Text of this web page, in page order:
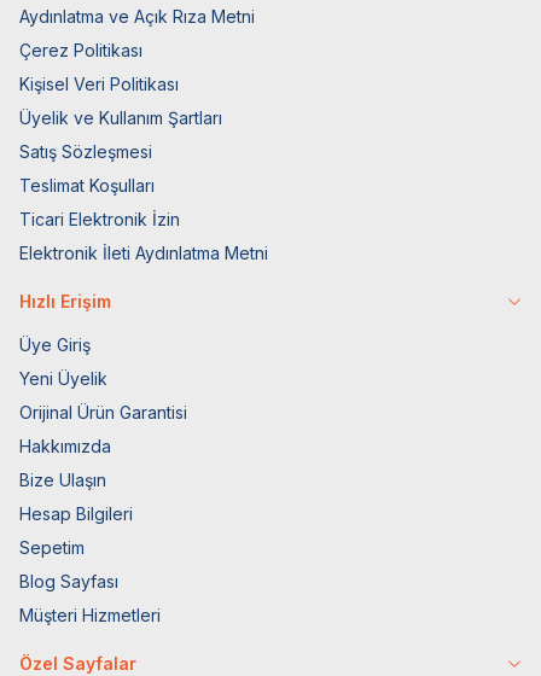
Aydınlatma ve Açık Rıza Metni
Çerez Politikası
Kişisel Veri Politikası
Üyelik ve Kullanım Şartları
Satış Sözleşmesi
Teslimat Koşulları
Ticari Elektronik İzin
Elektronik İleti Aydınlatma Metni
Hızlı Erişim
Üye Giriş
Yeni Üyelik
Orijinal Ürün Garantisi
Hakkımızda
Bize Ulaşın
Hesap Bilgileri
Sepetim
Blog Sayfası
Müşteri Hizmetleri
Özel Sayfalar